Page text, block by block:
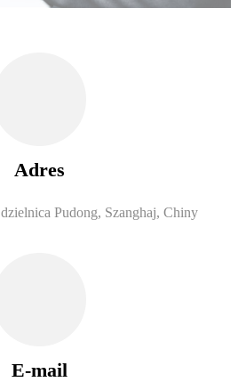
Adres
Pudong, Szanghaj, Chiny
E-mail